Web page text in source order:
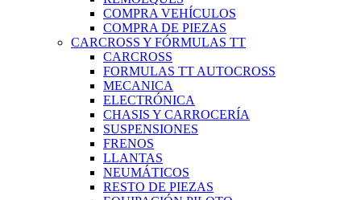
COMPRA VEHÍCULOS
COMPRA DE PIEZAS
CARCROSS Y FÓRMULAS TT
CARCROSS
FORMULAS TT AUTOCROSS
MECANICA
ELECTRÓNICA
CHASIS Y CARROCERÍA
SUSPENSIONES
FRENOS
LLANTAS
NEUMÁTICOS
RESTO DE PIEZAS